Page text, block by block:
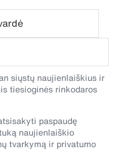
siųstų naujienlaiškius ir
tiesioginės rinkodaros
paspaudę
naujienlaiškio
tvarkymą ir privatumo